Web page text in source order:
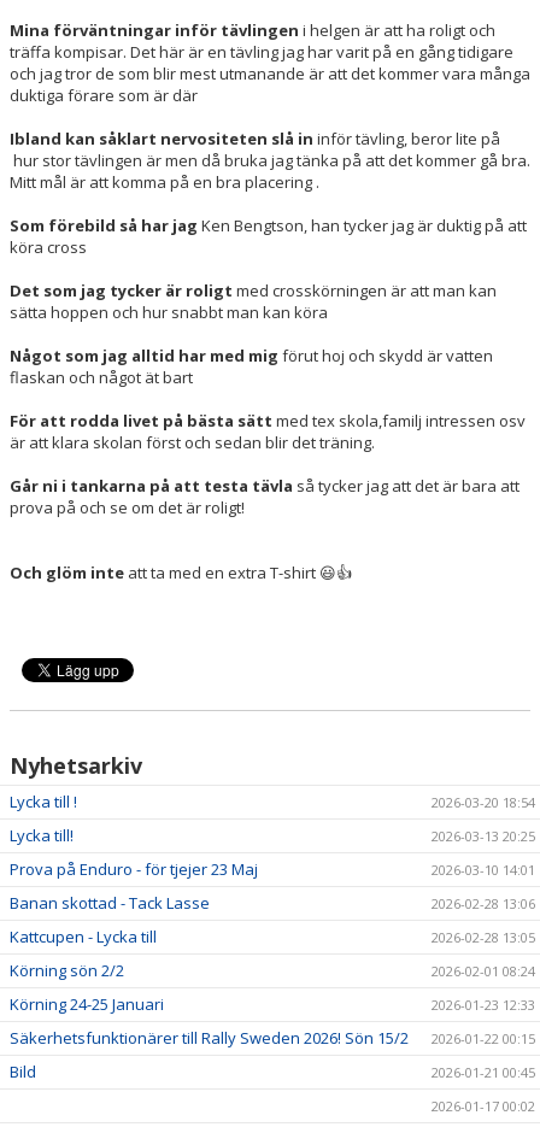
Mina förväntningar inför tävlingen i helgen är att ha roligt och
träffa kompisar. Det här är en tävling jag har varit på en gång tidigare
och jag tror de som blir mest utmanande är att det kommer vara många
duktiga förare som är där
Ibland kan såklart nervositeten slå in inför tävling, beror lite på
hur stor tävlingen är men då bruka jag tänka på att det kommer gå bra.
Mitt mål är att komma på en bra placering .
Som förebild så har jag Ken Bengtson, han tycker jag är duktig på att
köra cross
Det som jag tycker är roligt med crosskörningen är att man kan
sätta hoppen och hur snabbt man kan köra
Något som jag alltid har med mig förut hoj och skydd är vatten
flaskan och något ät bart
För att rodda livet på bästa sätt med tex skola,familj intressen osv
är att klara skolan först och sedan blir det träning.
Går ni i tankarna på att testa tävla så tycker jag att det är bara att
prova på och se om det är roligt!
Och glöm inte att ta med en extra T-shirt 😃👍
Nyhetsarkiv
Lycka till ! 2026-03-20 18:54
Lycka till! 2026-03-13 20:25
Prova på Enduro - för tjejer 23 Maj 2026-03-10 14:01
Banan skottad - Tack Lasse 2026-02-28 13:06
Kattcupen - Lycka till 2026-02-28 13:05
Körning sön 2/2 2026-02-01 08:24
Körning 24-25 Januari 2026-01-23 12:33
Säkerhetsfunktionärer till Rally Sweden 2026! Sön 15/2 2026-01-22 00:15
Bild
2026-01-21 00:45
2026-01-17 00:02